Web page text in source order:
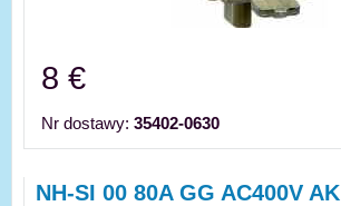
8 €
Nr dostawy: 35402-0630
NH-SI 00 80A GG AC400V AK